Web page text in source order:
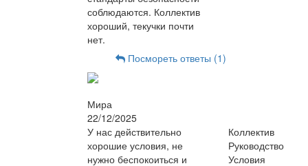
соблюдаются. Коллектив
хороший, текучки почти
нет.
Посмореть ответы (1)
Мира
22/12/2025
У нас действительно
хорошие условия, не
нужно беспокоиться и
Коллектив
Руководство
Условия